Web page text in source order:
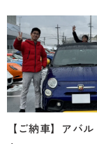
電話・メール
のご相談も可
お問い合わせ
希望ください。
【ご納車】アバ